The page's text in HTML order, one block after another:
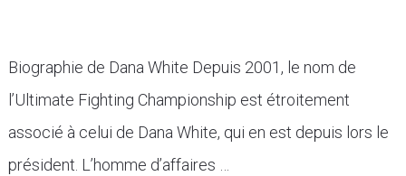
Biographie de Dana White Depuis 2001, le nom de
l’Ultimate Fighting Championship est étroitement
associé à celui de Dana White, qui en est depuis lors le
président. L’homme d’affaires …